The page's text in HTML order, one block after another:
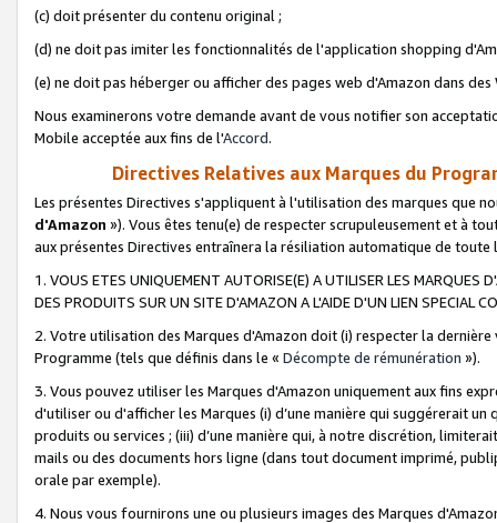
(c) doit présenter du contenu original ;
(d) ne doit pas imiter les fonctionnalités de l'application shopping
(e) ne doit pas héberger ou afficher des pages web d'Amazon dans
Nous examinerons votre demande avant de vous notifier son
Mobile acceptée aux fins de l'Accord.
Directives Relatives aux Marques du
Les présentes Directives s'appliquent à l'utilisation des marques que
d'Amazon »). Vous êtes tenu(e) de respecter scrupuleusement et à
aux présentes Directives entraînera la résiliation automatique de
1. VOUS ETES UNIQUEMENT AUTORISE(E) A UTILISER LES MARQUES
DES PRODUITS SUR UN SITE D'AMAZON A L'AIDE D'UN LIEN SPECIAL
2. Votre utilisation des Marques d'Amazon doit (i) respecter la
Programme (tels que définis dans le « Décompte de rémunération »).
3. Vous pouvez utiliser les Marques d'Amazon uniquement aux fins
d'utiliser ou d'afficher les Marques (i) d’une manière qui suggérerait
produits ou services ; (iii) d’une manière qui, à notre discrétion,
mails ou des documents hors ligne (dans tout document imprimé,
orale par exemple).
4. Nous vous fournirons une ou plusieurs images des Marques